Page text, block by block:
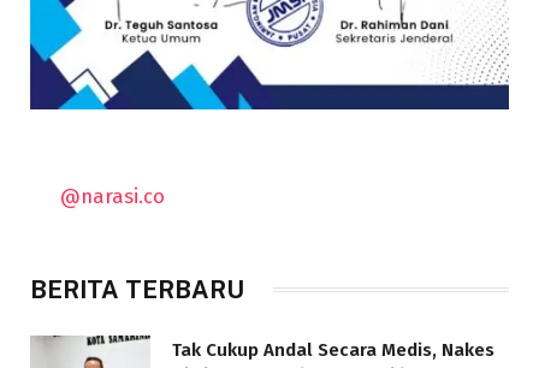
@narasi.co
BERITA TERBARU
Tak Cukup Andal Secara Medis, Nakes